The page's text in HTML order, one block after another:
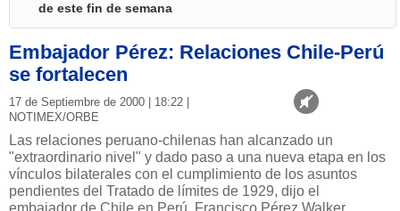
de este fin de semana
Embajador Pérez: Relaciones Chile-Perú
se fortalecen
17 de Septiembre de 2000 | 18:22 |
NOTIMEX/ORBE
Las relaciones peruano-chilenas han alcanzado un
"extraordinario nivel" y dado paso a una nueva etapa en los
vínculos bilaterales con el cumplimiento de los asuntos
pendientes del Tratado de límites de 1929, dijo el
embajador de Chile en Perú, Francisco Pérez Walker.